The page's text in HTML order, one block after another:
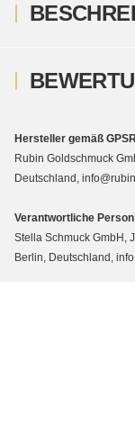
Hersteller gemäß
Rubin Goldschmuck
Deutschland,
Verantwortliche
Stella Schmuck GmbH,
Berlin, Deutschland,